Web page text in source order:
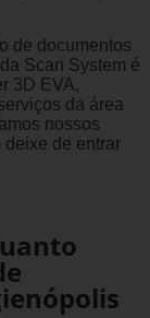
de documentos
Scan System é
3D EVA,
da área
nossos
de entrar